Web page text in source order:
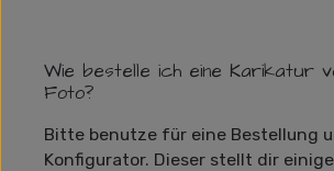
Wie bestelle ich eine Karikatur
Foto?
Bitte benutze für eine Bestellung
Konfigurator. Dieser stellt dir